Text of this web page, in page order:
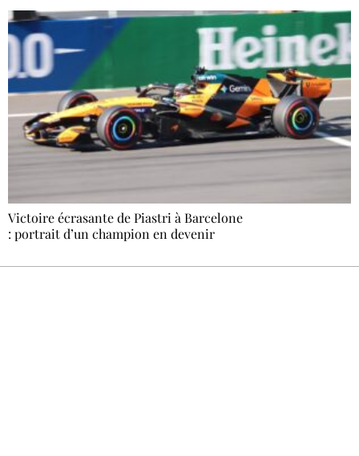
Victoire écrasante de Piastri à Barcelone
: portrait d’un champion en devenir